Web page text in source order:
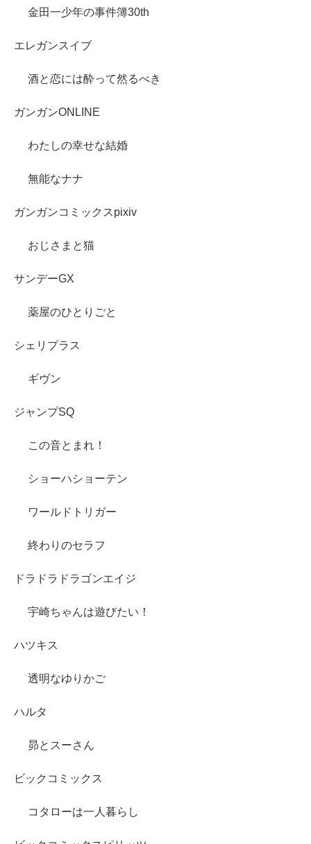
金田一少年の事件簿30th
エレガンスイブ
酒と恋には酔って然るべき
ガンガンONLINE
わたしの幸せな結婚
無能なナナ
ガンガンコミックスpixiv
おじさまと猫
サンデーGX
薬屋のひとりごと
シェリプラス
ギヴン
ジャンプSQ
この音とまれ！
ショーハショーテン
ワールドトリガー
終わりのセラフ
ドラドラドラゴンエイジ
宇崎ちゃんは遊びたい！
ハツキス
透明なゆりかご
ハルタ
昴とスーさん
ビックコミックス
コタローは一人暮らし